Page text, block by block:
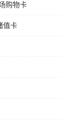
购物卡
值卡